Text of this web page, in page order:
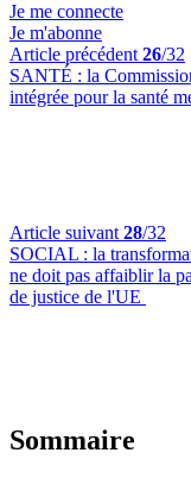
Je me connecte
Je m'abonne
Article précédent 26/32
SANTÉ : la
intégrée pour la santé
Article suivant 28/32
SOCIAL : la
ne doit pas affaiblir la
de justice de l'UE
Sommaire